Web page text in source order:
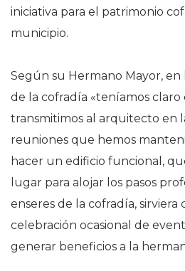
iniciativa para el patrimonio
municipio.
Según su Hermano Mayor,
de la cofradía «teníamos claro
transmitimos al arquitecto en
reuniones que hemos
hacer un edificio funcional,
lugar para alojar los pasos
enseres de la cofradía, sirviera
celebración ocasional de
generar beneficios a la